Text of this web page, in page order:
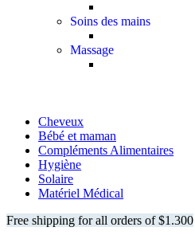
Soins des mains
Massage
Cheveux
Bébé et maman
Compléments Alimentaires
Hygiène
Solaire
Matériel Médical
Free shipping for all orders of $1.300